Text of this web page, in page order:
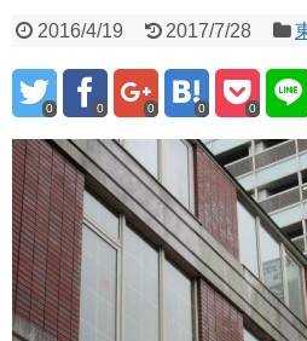
2016/4/19 2017/7/28
0 0 0 0 0